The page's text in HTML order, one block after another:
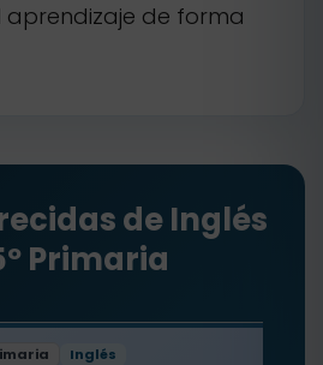
de forma
de Inglés
Primaria
Inglés